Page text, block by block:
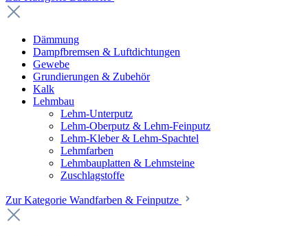
Dämmung
Dampfbremsen & Luftdichtungen
Gewebe
Grundierungen & Zubehör
Kalk
Lehmbau
Lehm-Unterputz
Lehm-Oberputz & Lehm-Feinputz
Lehm-Kleber & Lehm-Spachtel
Lehmfarben
Lehmbauplatten & Lehmsteine
Zuschlagstoffe
Zur Kategorie Wandfarben & Feinputze